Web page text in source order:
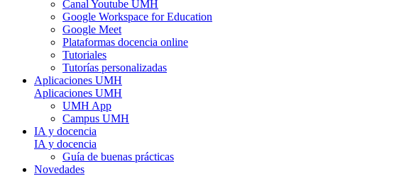
Canal Youtube UMH
Google Workspace for Education
Google Meet
Plataformas docencia online
Tutoriales
Tutorías personalizadas
Aplicaciones UMH
Aplicaciones UMH
UMH App
Campus UMH
IA y docencia
IA y docencia
Guía de buenas prácticas
Novedades